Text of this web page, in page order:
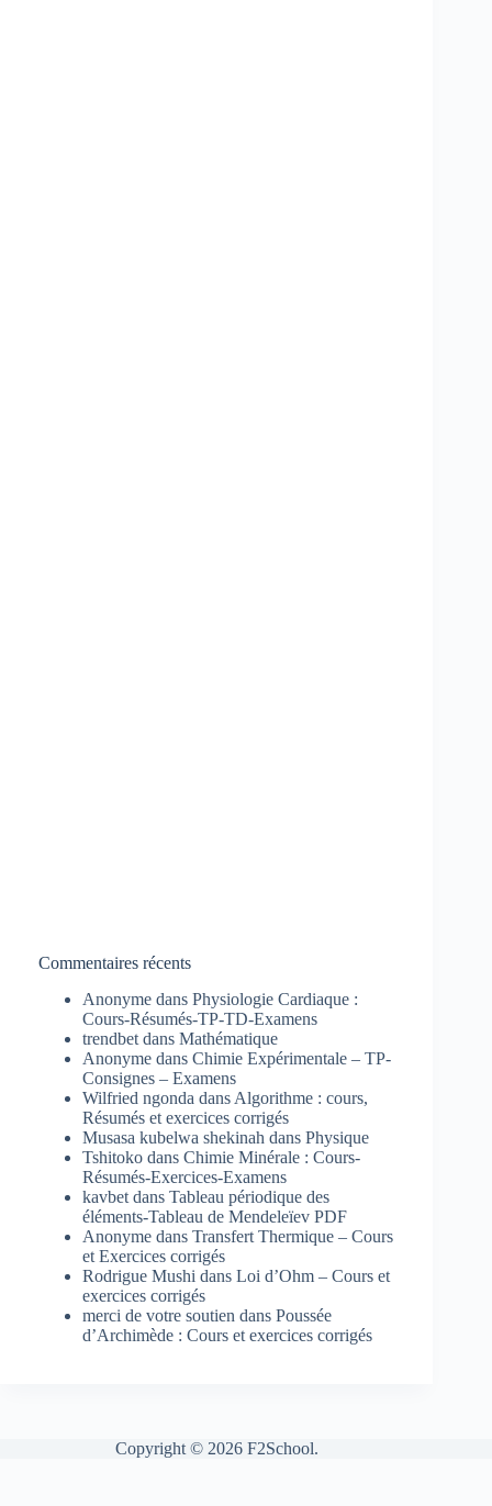
Commentaires récents
Anonyme dans Physiologie Cardiaque :
Cours-Résumés-TP-TD-Examens
trendbet dans Mathématique
Anonyme dans Chimie Expérimentale – TP-
Consignes – Examens
Wilfried ngonda dans Algorithme : cours,
Résumés et exercices corrigés
Musasa kubelwa shekinah dans Physique
Tshitoko dans Chimie Minérale : Cours-
Résumés-Exercices-Examens
kavbet dans Tableau périodique des
éléments-Tableau de Mendeleïev PDF
Anonyme dans Transfert Thermique – Cours
et Exercices corrigés
Rodrigue Mushi dans Loi d’Ohm – Cours et
exercices corrigés
merci de votre soutien dans Poussée
d’Archimède : Cours et exercices corrigés
Copyright © 2026 F2School.